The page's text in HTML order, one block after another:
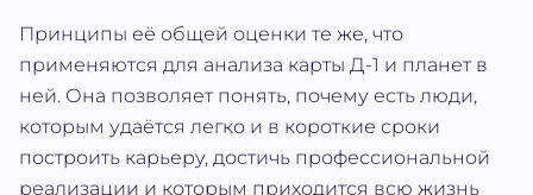
Принципы её общей оценки те же, что
применяются для анализа карты Д-1 и планет в
ней. Она позволяет понять, почему есть люди,
которым удаётся легко и в короткие сроки
построить карьеру, достичь профессиональной
реализации и которым приходится всю жизнь